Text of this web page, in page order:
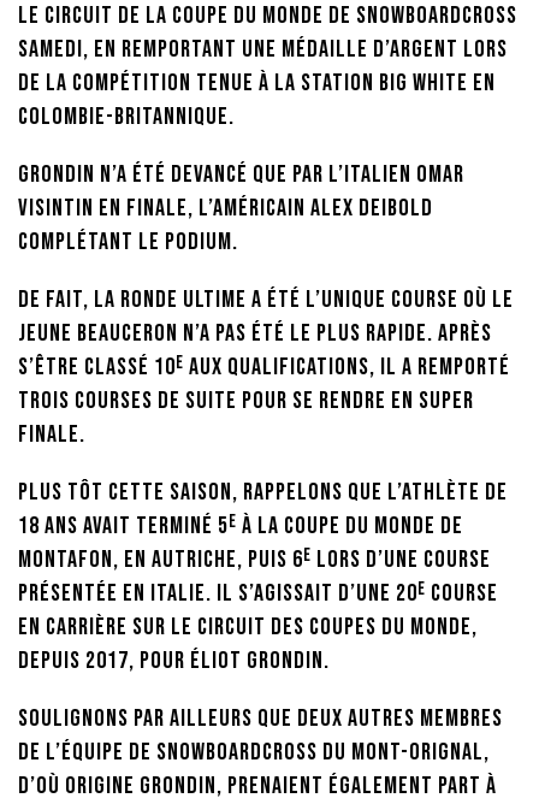
le circuit de la Coupe du monde de snowboardcross
samedi, en remportant une médaille d’argent lors
de la compétition tenue à la station Big White en
Colombie-Britannique.
Grondin n’a été devancé que par l’Italien Omar
Visintin en finale, l’Américain Alex Deibold
complétant le podium.
De fait, la ronde ultime a été l’unique course où le
jeune Beauceron n’a pas été le plus rapide. Après
s’être classé 10e aux qualifications, il a remporté
trois courses de suite pour se rendre en super
finale.
Plus tôt cette saison, rappelons que l’athlète de
18 ans avait terminé 5e à la Coupe du monde de
Montafon, en Autriche, puis 6e lors d’une course
présentée en Italie. Il s’agissait d’une 20e course
en carrière sur le circuit des Coupes du monde,
depuis 2017, pour Éliot Grondin.
Soulignons par ailleurs que deux autres membres
de l’équipe de snowboardcross du Mont-Orignal,
d’où origine Grondin, prenaient également part à